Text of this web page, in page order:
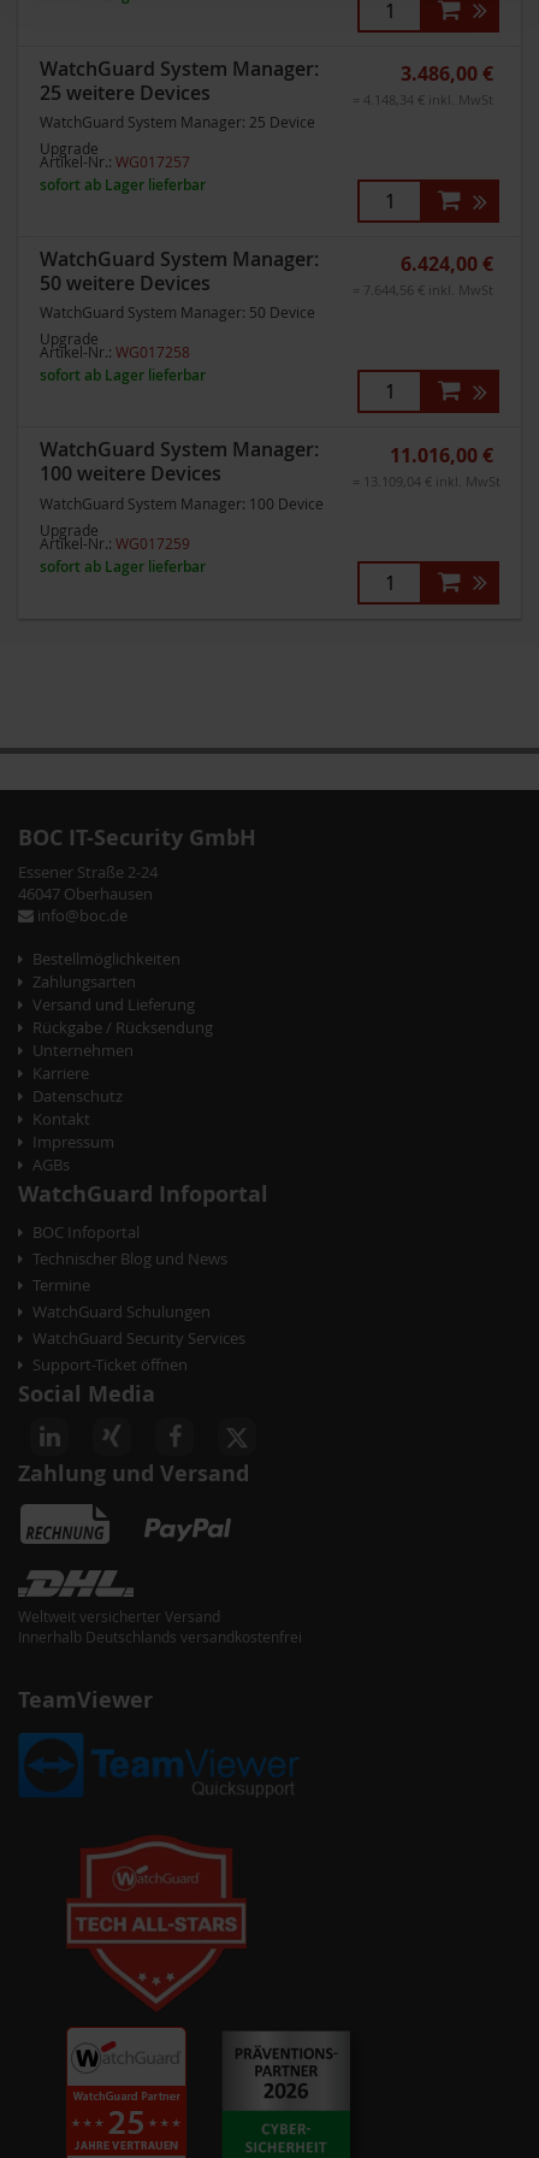
WatchGuard System Manager:
25 weitere Devices
WatchGuard System Manager: 25 Device
Upgrade
3.486,00 €
= 4.148,34 € inkl. MwSt
Artikel-Nr.: WG017257
sofort ab Lager lieferbar
WatchGuard System Manager:
50 weitere Devices
WatchGuard System Manager: 50 Device
Upgrade
6.424,00 €
= 7.644,56 € inkl. MwSt
Artikel-Nr.: WG017258
sofort ab Lager lieferbar
WatchGuard System Manager:
100 weitere Devices
WatchGuard System Manager: 100 Device
Upgrade
11.016,00 €
= 13.109,04 € inkl. MwSt
Artikel-Nr.: WG017259
sofort ab Lager lieferbar
BOC IT-Security GmbH
Essener Straße 2-24
46047 Oberhausen
info@boc.de
Bestellmöglichkeiten
Zahlungsarten
Versand und Lieferung
Rückgabe / Rücksendung
Unternehmen
Karriere
Datenschutz
Kontakt
Impressum
AGBs
WatchGuard Infoportal
BOC Infoportal
Technischer Blog und News
Termine
WatchGuard Schulungen
WatchGuard Security Services
Support-Ticket öffnen
Social Media
Zahlung und Versand
Weltweit versicherter Versand
Innerhalb Deutschlands versandkostenfrei
TeamViewer